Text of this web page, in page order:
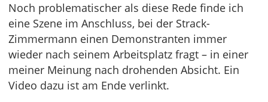
Noch problematischer als diese Rede finde ich
eine Szene im Anschluss, bei der Strack-
Zimmermann einen Demonstranten immer
wieder nach seinem Arbeitsplatz fragt – in einer
meiner Meinung nach drohenden Absicht. Ein
Video dazu ist am Ende verlinkt.